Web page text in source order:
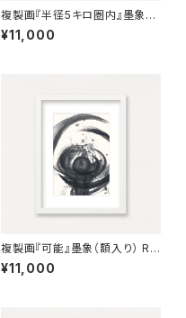
複製画『半径5キロ圏内』墨象
（額入り） Reproduction pain
ting「Within 5km radius」（Fr
¥11,000
複製画『可能』墨象（額入り） Re
production painting「possi
ble」（Framed）
¥11,000